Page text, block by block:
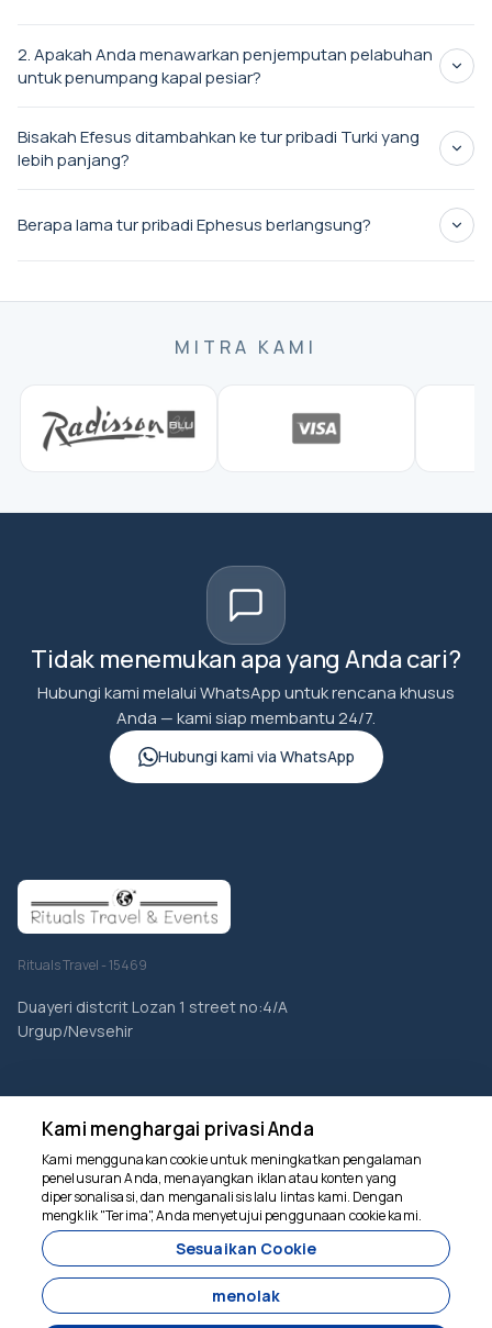
2. Apakah Anda menawarkan penjemputan pelabuhan
untuk penumpang kapal pesiar?
tersedia
Bisakah Efesus ditambahkan ke tur pribadi Turki yang
lebih panjang?
Turki kami
Berapa lama tur pribadi Ephesus berlangsung?
MITRA KAMI
Tidak menemukan apa yang Anda cari?
Hubungi kami melalui WhatsApp untuk rencana khusus
Anda — kami siap membantu 24/7.
Hubungi kami via WhatsApp
Rituals Travel - 15469
Duayeri distcrit Lozan 1 street no:4/A
Urgup/Nevsehir
Paket Wisata Turki - Penawaran Liburan Terbaik
Layanan
Galeri
Tentang Kami
Kontak
Kami menghargai privasi Anda
Kami menggunakan cookie untuk meningkatkan pengalaman
penelusuran Anda, menayangkan iklan atau konten yang
dipersonalisasi, dan menganalisis lalu lintas kami. Dengan
mengklik "Terima", Anda menyetujui penggunaan cookie kami.
Sesuaikan Cookie
menolak
Kami siap membantu